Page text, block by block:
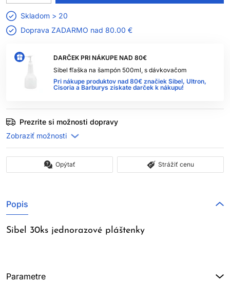
DARČEK PRI NÁKUPE NAD 80€
Sibel fľaška na šampón 500ml, s dávkovačom
Pri nákupe produktov nad 80€ značiek Sibel, Ultron,
Cisoria a Barburys získate darček k nákupu!
Skladom > 20
Doprava ZADARMO nad 80.00 €
Prezrite si možnosti dopravy
Opýtať Strážiť cenu
Popis
Sibel 30ks jednorazové pláštenky
Parametre